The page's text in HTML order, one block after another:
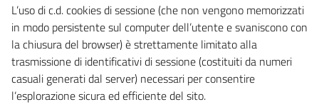
L’uso di c.d. cookies di sessione (che non vengono memorizzati
in modo persistente sul computer dell’utente e svaniscono con
la chiusura del browser) è strettamente limitato alla
trasmissione di identificativi di sessione (costituiti da numeri
casuali generati dal server) necessari per consentire
l’esplorazione sicura ed efficiente del sito.